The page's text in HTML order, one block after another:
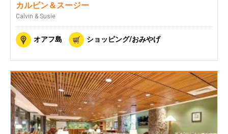
カルビン＆スージー
Calvin & Susie
オアフ島 ショッピング/おみやげ